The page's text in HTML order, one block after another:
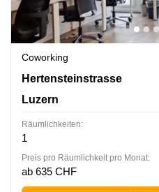
Coworking
Hertensteinstrasse 51, Luzern
Hertensteinstrasse
Luzern
Räumlichkeiten:
1
Preis pro Räumlichkeit pro Monat:
ab 635 CHF